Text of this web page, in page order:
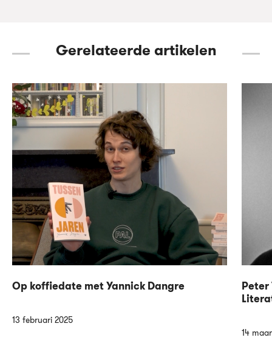
Gerelateerde artikelen
13 februari 2025
Op koffiedate met Yannick Dangre
14
Peter